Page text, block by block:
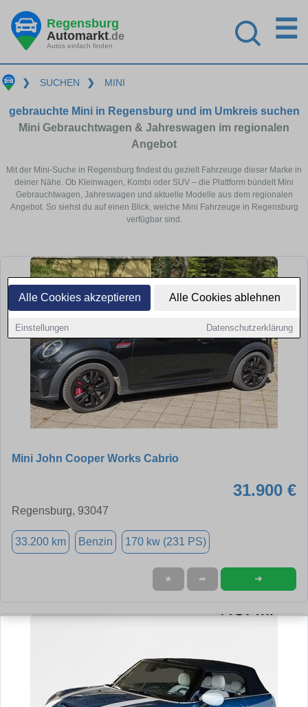
Alle Cookies akzeptieren Alle Cookies ablehnen
Einstellungen Datenschutzerklärung
Regensburg
Automarkt.de
Autos einfach finden
☰
❯ SUCHEN ❯ MINI
gebrauchte Mini in Regensburg und im Umkreis suchen
Mini Gebrauchtwagen & Jahreswagen im regionalen
Angebot
Mit der Mini-Suche in Regensburg findest du gezielt Fahrzeuge dieser Marke in
deiner Nähe. Ob Kleinwagen, Kombi oder SUV – die Plattform bündelt Mini
Gebrauchtwagen, Jahreswagen und aktuelle Modelle aus dem regionalen
Angebot. So siehst du auf einen Blick, welche Mini Fahrzeuge in Regensburg
verfügbar sind.
Mini John Cooper Works Cabrio
31.900 €
Regensburg, 93047
33.200 km Benzin 170 kw (231 PS)
★ ➦ ➜